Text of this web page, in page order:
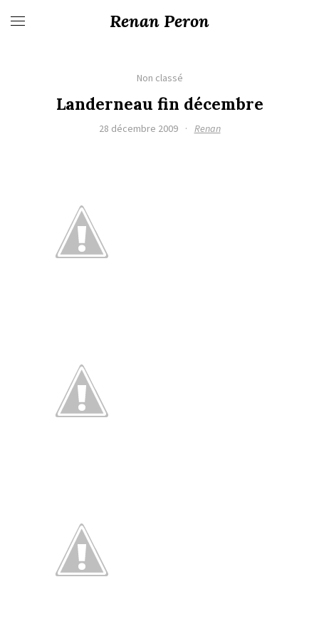
Renan Peron
Non classé
Landerneau fin décembre
28 décembre 2009 · Renan